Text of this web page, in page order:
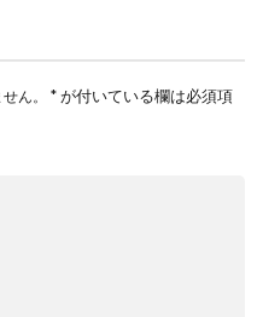
ん。 *が付いている欄は必須項